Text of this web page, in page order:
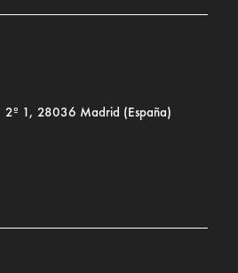
2º 1, 28036 Madrid (España)